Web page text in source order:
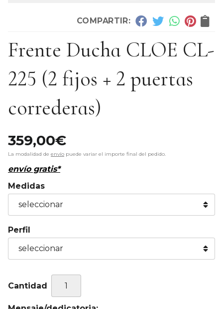
COMPARTIR:
Frente Ducha CLOE CL-
225 (2 fijos + 2 puertas
correderas)
359,00€
La modalidad de envío puede variar el importe final del pedido.
envío gratis*
Medidas
Perfil
Cantidad